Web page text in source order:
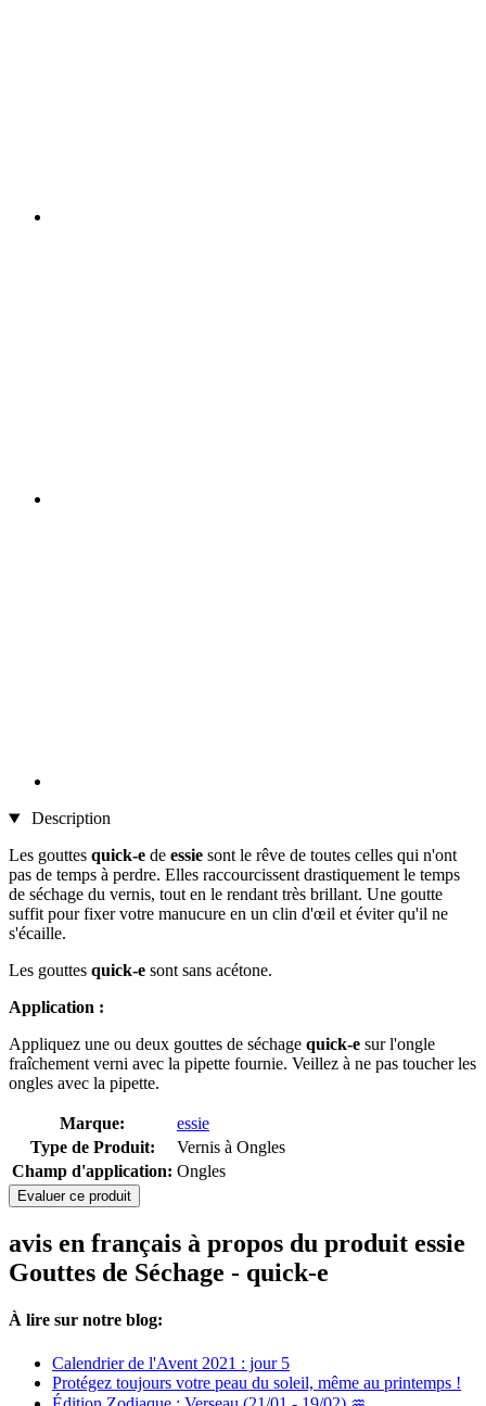
Description
Les gouttes quick-e de essie sont le rêve de toutes celles qui n'ont
pas de temps à perdre. Elles raccourcissent drastiquement le temps
de séchage du vernis, tout en le rendant très brillant. Une goutte
suffit pour fixer votre manucure en un clin d'œil et éviter qu'il ne
s'écaille.
Les gouttes quick-e sont sans acétone.
Application :
Appliquez une ou deux gouttes de séchage quick-e sur l'ongle
fraîchement verni avec la pipette fournie. Veillez à ne pas toucher les
ongles avec la pipette.
Marque:
essie
Type de Produit:
Vernis à Ongles
Champ d'application: Ongles
Evaluer ce produit
avis en français à propos du produit essie
Gouttes de Séchage - quick-e
À lire sur notre blog:
Calendrier de l'Avent 2021 : jour 5
Protégez toujours votre peau du soleil, même au printemps !